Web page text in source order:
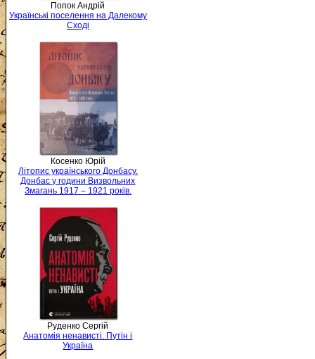
Попок Андрій
Українські поселення на Далекому
Сході
Косенко Юрій
Літопис українського Донбасу.
Донбас у години Визвольних
Змагань 1917 – 1921 років.
Руденко Сергій
Анатомія ненависті. Путін і
Україна